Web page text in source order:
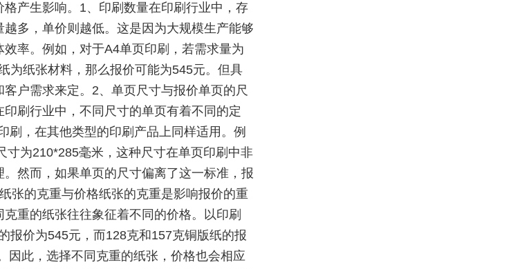
产生影响。1、印刷数量在印刷行业中，存
多，单价则越低。这是因为大规模生产能够
率。例如，对于A4单页印刷，若需求量为
为纸张材料，那么报价可能为545元。但具
户需求来定。2、单页尺寸与报价单页的尺
刷行业中，不同尺寸的单页有着不同的定
刷，在其他类型的印刷产品上同样适用。例
寸为210*285毫米，这种尺寸在单页印刷中非
然而，如果单页的尺寸偏离了这一标准，报
张的克重与价格纸张的克重是影响报价的重
重的纸张往往象征着不同的价格。以印刷
报价为545元，而128克和157克铜版纸的报
因此，选择不同克重的纸张，价格也会相应